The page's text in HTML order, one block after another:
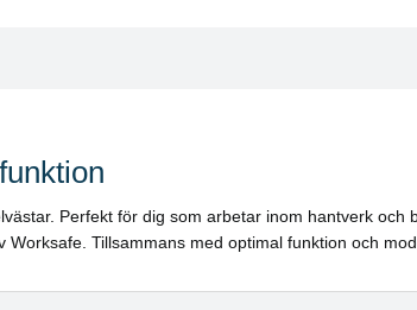
Perfekt för dig som arbetar inom hantverk
Tillsammans med optimal funktion och